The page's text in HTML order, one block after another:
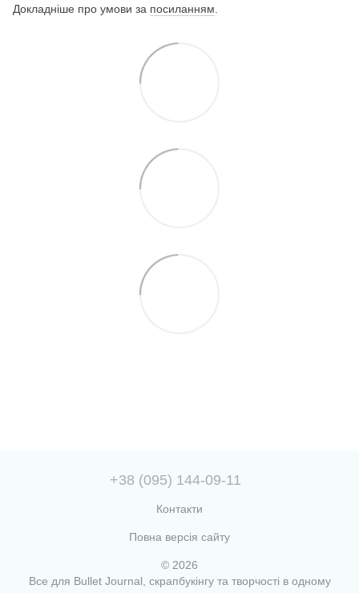
Докладніше про умови за посиланням
+38 (095) 144-09-11
Контакти
Повна версія сайту
© 2026
Все для Bullet Journal, скрапбукінгу та творчості в одному